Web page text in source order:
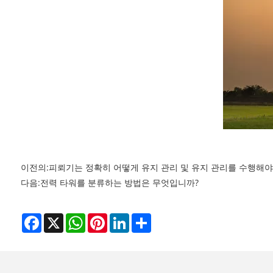
이전의:피뢰기는 정확히 어떻게 유지 관리 및 유지 관리를 수행해
다음:전력 타워를 분류하는 방법은 무엇입니까?
Facebook
X WhatsAppPinterestLinkedInShare